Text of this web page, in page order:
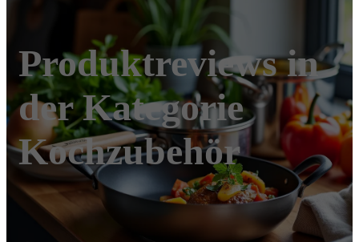
Produktreviews in
der Kategorie
Kochzubehör